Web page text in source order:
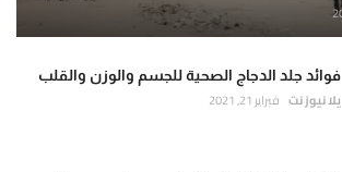
فوائد جلد الدجاج الصحية للجسم والوزن والقلب
يلا نيوز نت فبراير 21, 2021